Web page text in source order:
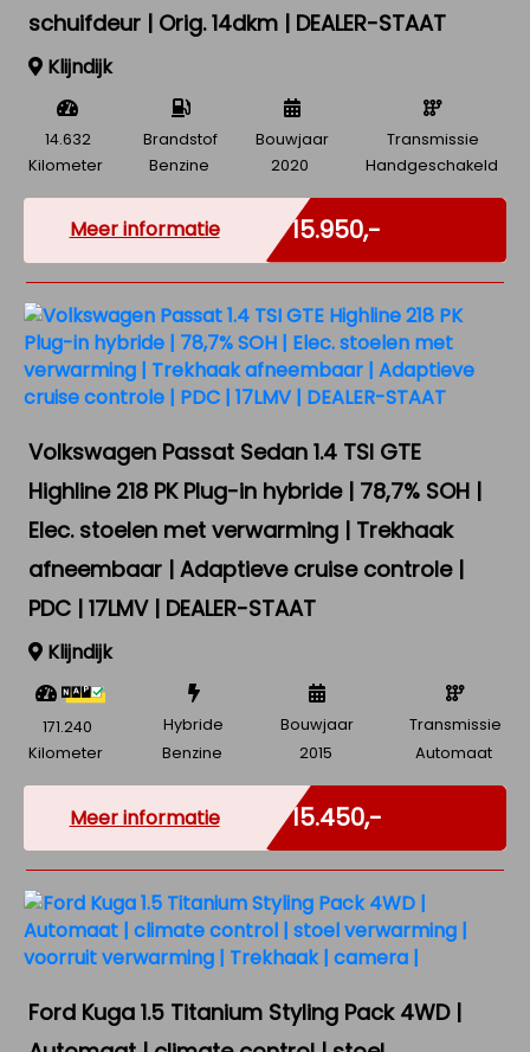
schuifdeur | Orig. 14dkm | DEALER-STAAT
Klijndijk
14.632
Kilometer
Brandstof
Benzine
Bouwjaar
2020
Transmissie
Handgeschakeld
Meer informatie € 15.950,-
Volkswagen Passat Sedan 1.4 TSI GTE
Highline 218 PK Plug-in hybride | 78,7% SOH |
Elec. stoelen met verwarming | Trekhaak
afneembaar | Adaptieve cruise controle |
PDC | 17LMV | DEALER-STAAT
Klijndijk
171.240
Kilometer
Hybride
Benzine
Bouwjaar
2015
Transmissie
Automaat
Meer informatie € 15.450,-
Ford Kuga 1.5 Titanium Styling Pack 4WD |